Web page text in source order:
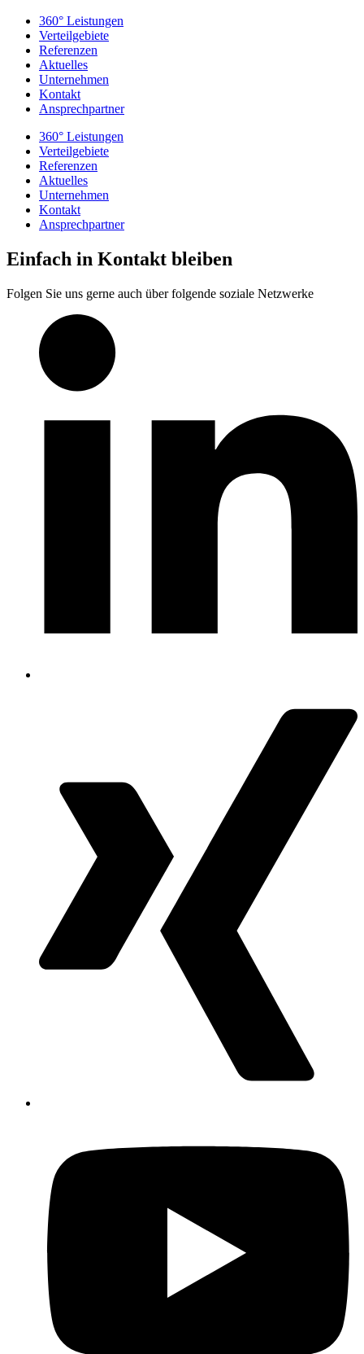
360° Leistungen
Verteilgebiete
Referenzen
Aktuelles
Unternehmen
Kontakt
Ansprechpartner
360° Leistungen
Verteilgebiete
Referenzen
Aktuelles
Unternehmen
Kontakt
Ansprechpartner
Einfach in Kontakt bleiben
Folgen Sie uns gerne auch über folgende soziale Netzwerke